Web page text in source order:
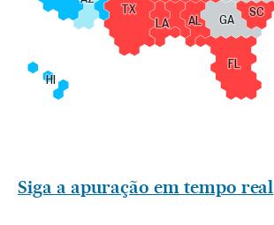
Siga a apuração em tempo real